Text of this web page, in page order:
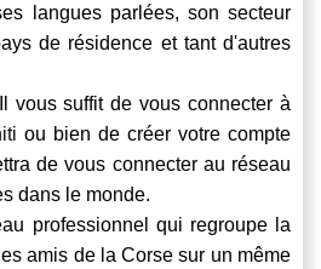
langues parlées, son secteur
de résidence et tant d'autres
vous suffit de vous connecter à
ou bien de créer votre compte
de vous connecter au réseau
dans le monde.
professionnel qui regroupe la
amis de la Corse sur un même